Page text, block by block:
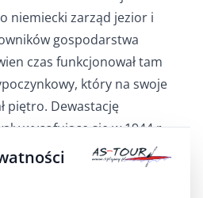
niemiecki zarząd jezior i
gospodarstwa
czas funkcjonował tam
który na swoje
piętro. Dewastację
wycofujące się w 1944 r.
i nacierające wojska
budynku mieścił się